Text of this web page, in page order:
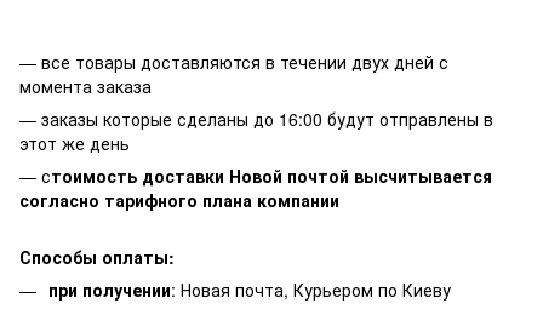
— все товары доставляются в течении двух дней с
момента заказа
— заказы которые сделаны до 16:00 будут отправлены в
этот же день
— стоимость доставки Новой почтой высчитывается
согласно тарифного плана компании
Способы оплаты:
при получении: Новая почта, Курьером по Киеву